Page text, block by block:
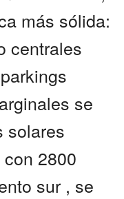
más sólida:
centrales
se
solares
2800
sur , se